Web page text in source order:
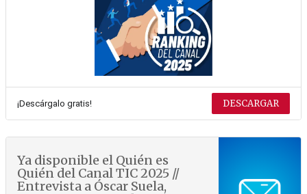
¡Descárgalo gratis! DESCARGAR
Ya disponible el Quién es
Quién del Canal TIC 2025 //
Entrevista a Óscar Suela,